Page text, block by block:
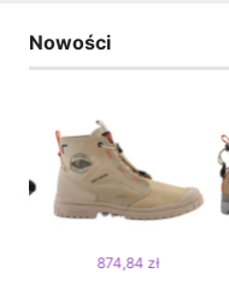
Nowości
874,84 zł